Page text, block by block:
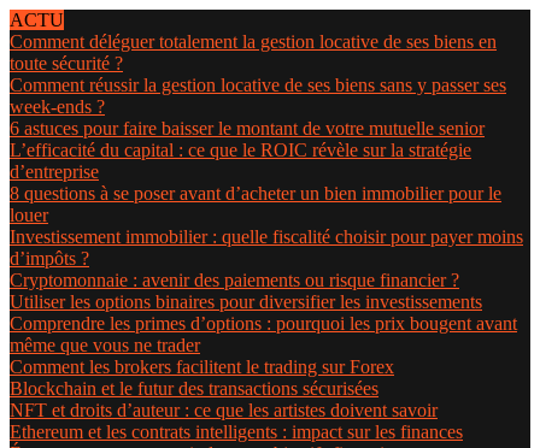
ACTU
Comment déléguer totalement la gestion locative de ses biens en
toute sécurité ?
Comment réussir la gestion locative de ses biens sans y passer ses
week-ends ?
6 astuces pour faire baisser le montant de votre mutuelle senior
L’efficacité du capital : ce que le ROIC révèle sur la stratégie
d’entreprise
8 questions à se poser avant d’acheter un bien immobilier pour le
louer
Investissement immobilier : quelle fiscalité choisir pour payer moins
d’impôts ?
Cryptomonnaie : avenir des paiements ou risque financier ?
Utiliser les options binaires pour diversifier les investissements
Comprendre les primes d’options : pourquoi les prix bougent avant
même que vous ne trader
Comment les brokers facilitent le trading sur Forex
Blockchain et le futur des transactions sécurisées
NFT et droits d’auteur : ce que les artistes doivent savoir
Ethereum et les contrats intelligents : impact sur les finances